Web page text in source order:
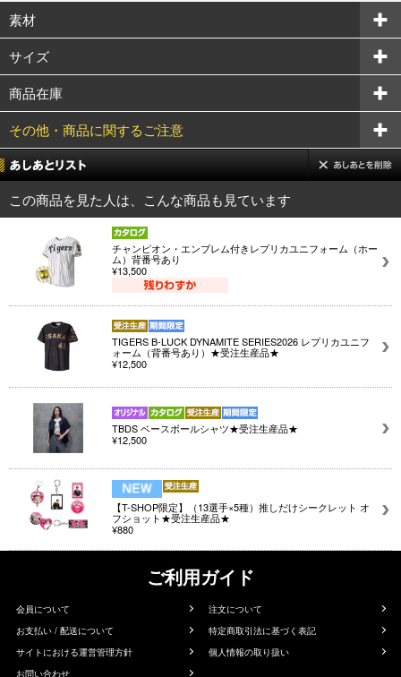
素材
サイズ
商品在庫
その他・商品に関するご注意
この商品を見た人は、こんな商品も見ています
チャンピオン・エンブレム付きレプリカユニフォーム（ホー
ム）背番号あり
¥13,500
TIGERS B-LUCK DYNAMITE SERIES2026 レプリカユニフ
ォーム（背番号あり）★受注生産品★
¥12,500
TBDS ベースボールシャツ★受注生産品★
¥12,500
【T-SHOP限定】（13選手×5種）推しだけシークレット オ
フショット★受注生産品★
¥880
ご利用ガイド
会員について
注文について
お支払い / 配送について
特定商取引法に基づく表記
サイトにおける運営管理方針
個人情報の取り扱い
お問い合わせ